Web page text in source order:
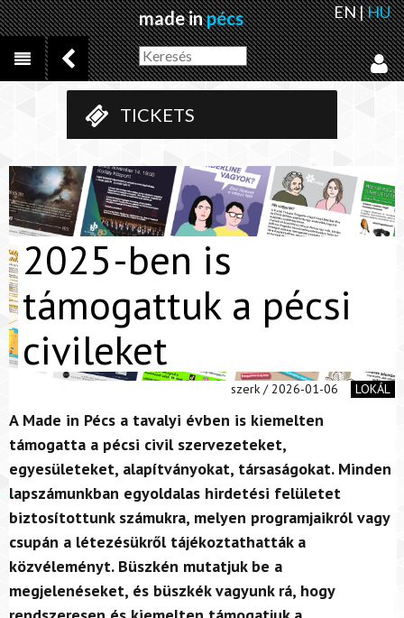
made inpécs EN|HU
TICKETS
2025-ben is
támogattuk a pécsi
civileket
szerk / 2026-01-06 LOKÁL
A Made in Pécs a tavalyi évben is kiemelten
támogatta a pécsi civil szervezeteket,
egyesületeket, alapítványokat, társaságokat. Minden
lapszámunkban egyoldalas hirdetési felületet
biztosítottunk számukra, melyen programjaikról vagy
csupán a létezésükről tájékoztathatták a
közvéleményt. Büszkén mutatjuk be a
megjelenéseket, és büszkék vagyunk rá, hogy